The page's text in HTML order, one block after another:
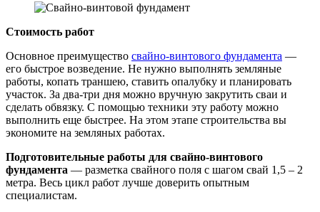
Стоимость работ
Основное преимущество свайно-винтового фундамента —
его быстрое возведение. Не нужно выполнять земляные
работы, копать траншею, ставить опалубку и планировать
участок. За два-три дня можно вручную закрутить сваи и
сделать обвязку. С помощью техники эту работу можно
выполнить еще быстрее. На этом этапе строительства вы
экономите на земляных работах.
Подготовительные работы для свайно-винтового
фундамента — разметка свайного поля с шагом свай 1,5 – 2
метра. Весь цикл работ лучше доверить опытным
специалистам.